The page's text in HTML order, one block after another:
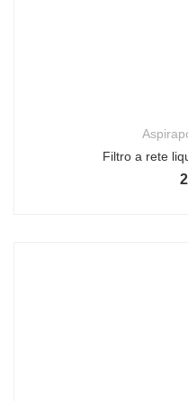
Filtro a rete